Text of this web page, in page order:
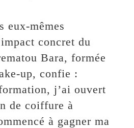
eux-mêmes
concret du
Bara, formée
up, confie :
j’ai ouvert
de coiffure à
à gagner ma